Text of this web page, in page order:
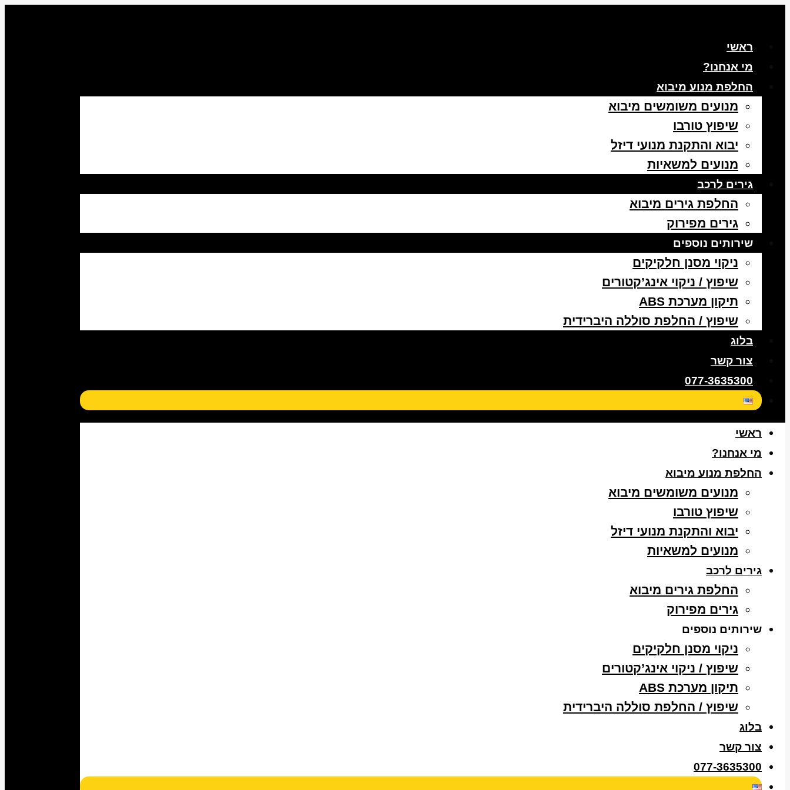
ראשי
מי אנחנו?
החלפת מנוע מיבוא
מנועים משומשים מיבוא
שיפוץ טורבו
יבוא והתקנת מנועי דיזל
מנועים למשאיות
גירים לרכב
החלפת גירים מיבוא
גירים מפירוק
שירותים נוספים
ניקוי מסנן חלקיקים
שיפוץ / ניקוי אינג’קטורים
תיקון מערכת ABS
שיפוץ / החלפת סוללה היברידית
בלוג
צור קשר
077-3635300
ראשי
מי אנחנו?
החלפת מנוע מיבוא
מנועים משומשים מיבוא
שיפוץ טורבו
יבוא והתקנת מנועי דיזל
מנועים למשאיות
גירים לרכב
החלפת גירים מיבוא
גירים מפירוק
שירותים נוספים
ניקוי מסנן חלקיקים
שיפוץ / ניקוי אינג’קטורים
תיקון מערכת ABS
שיפוץ / החלפת סוללה היברידית
בלוג
צור קשר
077-3635300